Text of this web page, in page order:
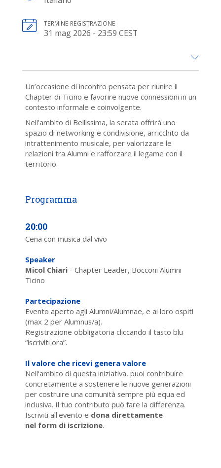
TERMINE REGISTRAZIONE
31 mag 2026 - 23:59 CEST
Un’occasione di incontro pensata per riunire il
Chapter di Ticino e favorire nuove connessioni in un
contesto informale e coinvolgente.
Nell’ambito di Bellissima, la serata offrirà uno
spazio di networking e condivisione, arricchito da
intrattenimento musicale, per valorizzare le
relazioni tra Alumni e rafforzare il legame con il
territorio.
20:00
Cena con musica dal vivo
Speaker
Micol Chiari- Chapter Leader, Bocconi Alumni
Ticino
Partecipazione
Evento aperto agli Alumni/Alumnae, e ai loro ospiti
(max 2 per Alumnus/a).
Registrazione obbligatoria cliccando il tasto blu
“iscriviti ora”.
Il valore che ricevi genera valore
Nell'ambito di questa iniziativa, puoi contribuire
concretamente a sostenere le nuove generazioni
per costruire una comunità sempre più equa ed
inclusiva. Il tuo contributo può fare la differenza.
Iscriviti all'evento e dona direttamente
nel form di iscrizione.